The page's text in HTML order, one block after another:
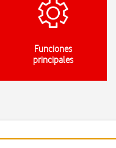
Funciones
principales